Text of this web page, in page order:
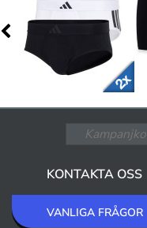
KONTAKTA OSS
VANLIGA FRÅGOR